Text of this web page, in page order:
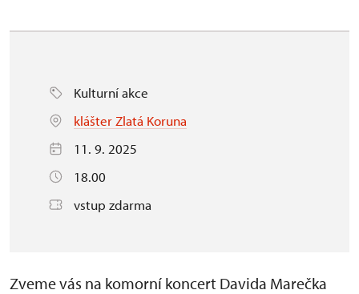
Kulturní akce
klášter Zlatá Koruna
11. 9. 2025
18.00
vstup zdarma
Zveme vás na komorní koncert Davida Marečka